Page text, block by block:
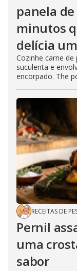
panela
minutos
delícia
Cozinhe carne
suculenta e
encorpado. The
RECEITAS DE
Pernil
uma
sabor